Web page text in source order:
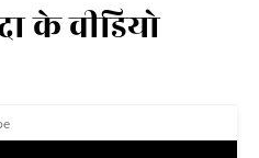
के वीडियो